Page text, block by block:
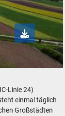
Linie 24)
einmal täglich
Großstädten